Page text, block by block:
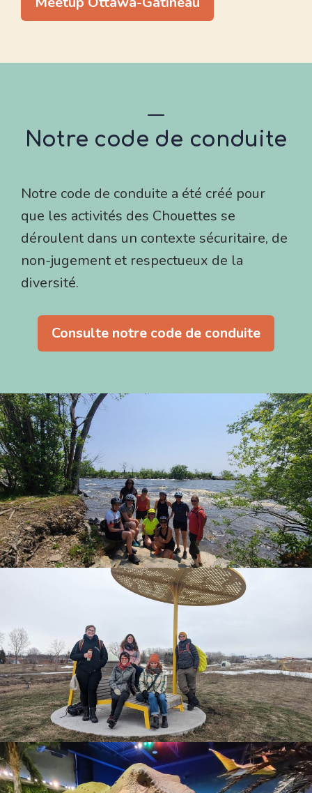
Notre code de conduite
Notre code de conduite a été créé pour
que les activités des Chouettes se
déroulent dans un contexte sécuritaire, de
non-jugement et respectueux de la
diversité.
Consulte notre code de conduite